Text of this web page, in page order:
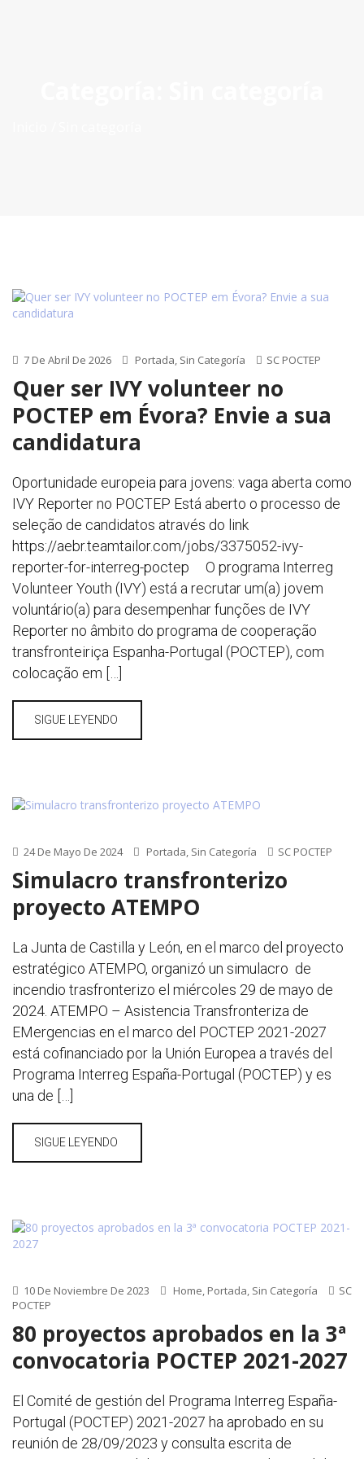
7 De Abril De 2026 Portada, Sin Categoría SC POCTEP
Quer ser IVY volunteer no
POCTEP em Évora? Envie a sua
candidatura
Oportunidade europeia para jovens: vaga aberta como
IVY Reporter no POCTEP Está aberto o processo de
seleção de candidatos através do link
https://aebr.teamtailor.com/jobs/3375052-ivy-
reporter-for-interreg-poctep O programa Interreg
Volunteer Youth (IVY) está a recrutar um(a) jovem
voluntário(a) para desempenhar funções de IVY
Reporter no âmbito do programa de cooperação
transfronteiriça Espanha-Portugal (POCTEP), com
colocação em […]
SIGUE LEYENDO
24 De Mayo De 2024 Portada, Sin Categoría SC POCTEP
Simulacro transfronterizo
proyecto ATEMPO
La Junta de Castilla y León, en el marco del proyecto
estratégico ATEMPO, organizó un simulacro de
incendio trasfronterizo el miércoles 29 de mayo de
2024. ATEMPO – Asistencia Transfronteriza de
EMergencias en el marco del POCTEP 2021-2027
está cofinanciado por la Unión Europea a través del
Programa Interreg España-Portugal (POCTEP) y es
una de […]
SIGUE LEYENDO
10 De Noviembre De 2023 Home, Portada, Sin Categoría
SC
POCTEP
80 proyectos aprobados en la 3ª
convocatoria POCTEP 2021-2027
El Comité de gestión del Programa Interreg España-
Portugal (POCTEP) 2021-2027 ha aprobado en su
reunión de 28/09/2023 y consulta escrita de